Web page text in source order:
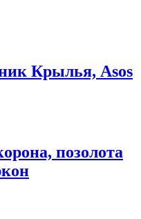
Крылья, Asos
позолота